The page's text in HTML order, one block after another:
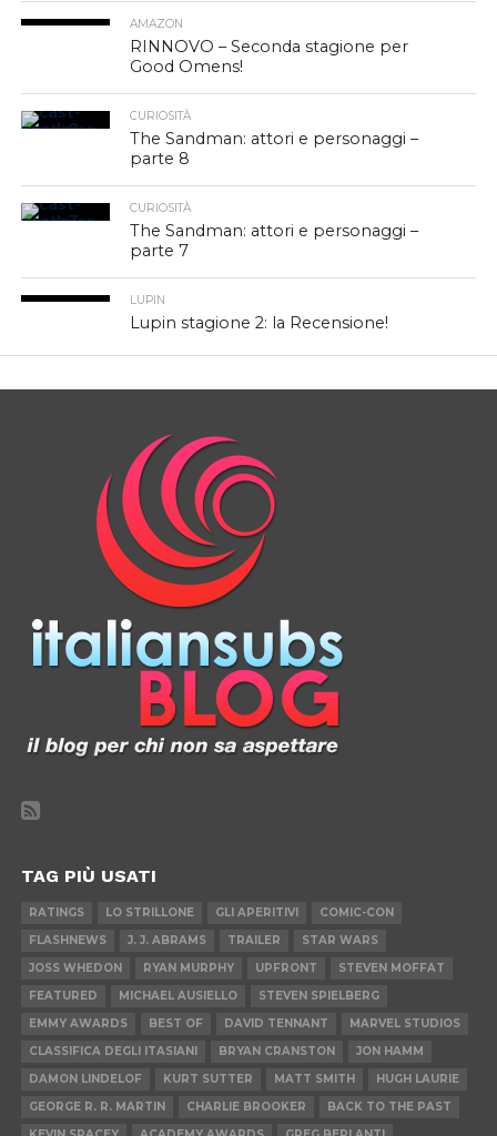
AMAZON
RINNOVO – Seconda stagione per
Good Omens!
CURIOSITÀ
The Sandman: attori e personaggi –
parte 8
CURIOSITÀ
The Sandman: attori e personaggi –
parte 7
LUPIN
Lupin stagione 2: la Recensione!
TAG PIÙ USATI
RATINGS LO STRILLONE GLI APERITIVI
COMIC-CON
FLASHNEWS
J. J. ABRAMS TRAILER
STAR WARS
JOSS WHEDON
RYAN MURPHY UPFRONT
STEVEN MOFFAT
FEATURED
MICHAEL AUSIELLO
STEVEN SPIELBERG
EMMY AWARDS
BEST OF DAVID TENNANT
MARVEL STUDIOS
CLASSIFICA DEGLI ITASIANI
BRYAN CRANSTON
JON HAMM
DAMON LINDELOF
KURT SUTTER MATT SMITH
HUGH LAURIE
GEORGE R. R. MARTIN
CHARLIE BROOKER
BACK TO THE PAST